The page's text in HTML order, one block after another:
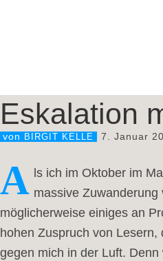
Eskalation
von BIRGIT KELLE 7. Januar
A ls ich im Oktober im
massive
möglicherweise einiges an
hohen Zuspruch von
gegen mich in der Luft.